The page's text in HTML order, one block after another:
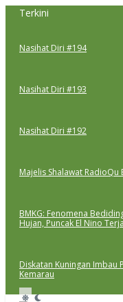
Lewati
Terkini
Nasihat Diri #194
Nasihat Diri #193
Nasihat Diri #192
Majelis Shalawat
BMKG: Fenomena
Hujan, Puncak El Nino
Diskatan Kuningan Imbau
Kemarau